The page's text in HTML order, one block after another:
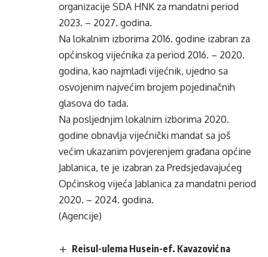
organizacije SDA HNK za mandatni period
2023. – 2027. godina.
Na lokalnim izborima 2016. godine izabran za
općinskog vijećnika za period 2016. – 2020.
godina, kao najmlađi vijećnik, ujedno sa
osvojenim najvećim brojem pojedinačnih
glasova do tada.
Na posljednjim lokalnim izborima 2020.
godine obnavlja vijećnički mandat sa još
većim ukazanim povjerenjem građana općine
Jablanica, te je izabran za Predsjedavajućeg
Općinskog vijeća Jablanica za mandatni period
2020. – 2024. godina.
(Agencije)
Reisul-ulema Husein-ef. Kavazović na